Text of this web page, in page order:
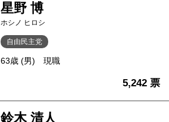
星野 博
ホシノ ヒロシ
自由民主党
63歳 (男) 現職
5,242 票
鈴木 清人